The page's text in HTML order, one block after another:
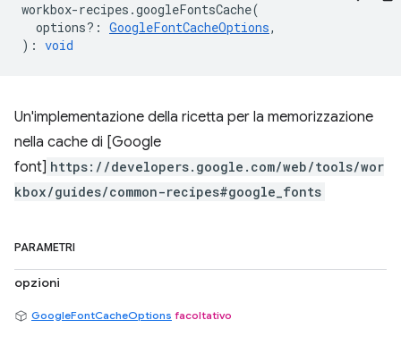
workbox-recipes .googleFontsCache(
options? : GoogleFontCacheOptions,
) : void
Un'implementazione della ricetta per la memorizzazione
nella cache di [Google
font] https://developers.google.com/web/tools/wor
kbox/guides/common-recipes#google_fonts
PARAMETRI
opzioni
GoogleFontCacheOptions facoltativo